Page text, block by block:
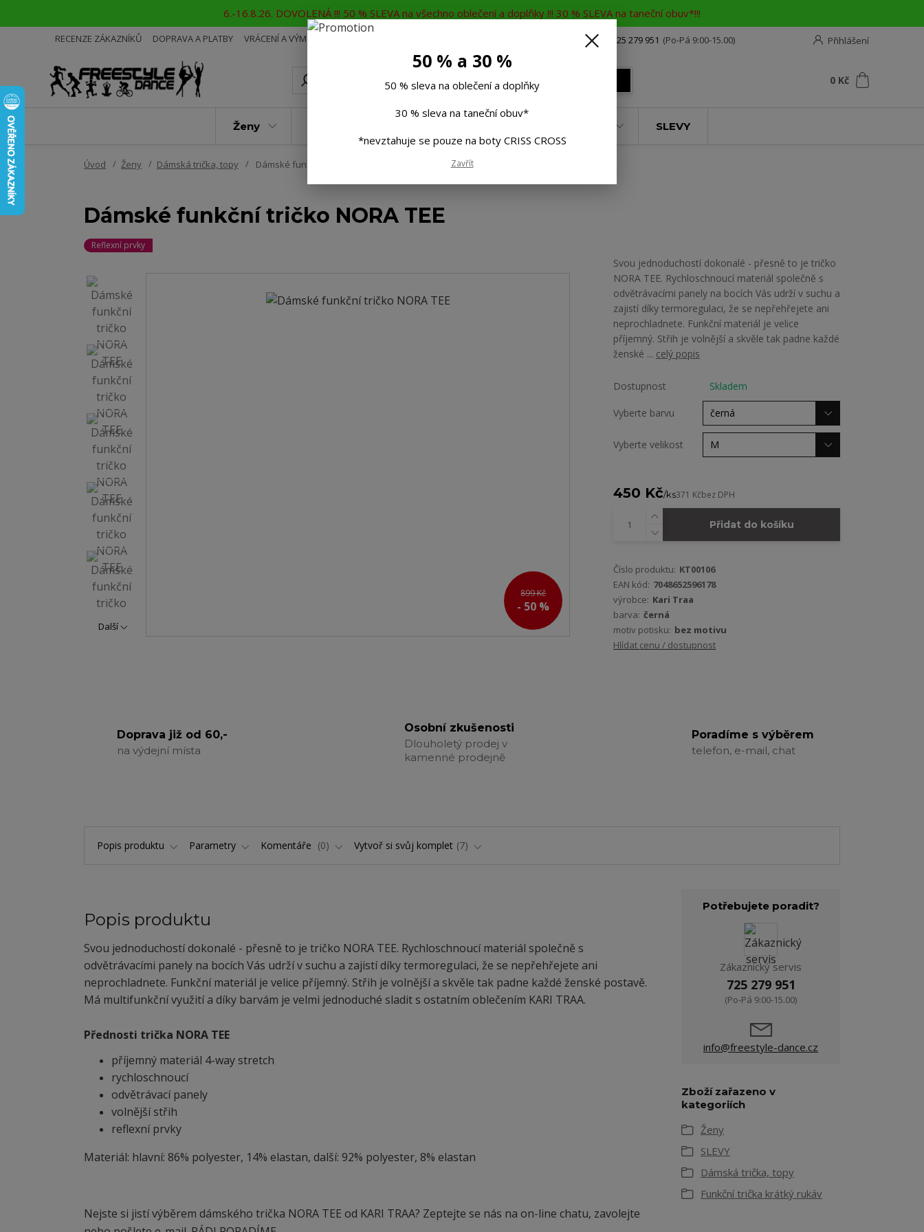
6.-16.8.26. DOVOLENÁ !!! 50 % SLEVA na všechno oblečení a doplňky !!! 30 % SLEVA na taneční obuv*!!!
RECENZE ZÁKAZNÍKŮ DOPRAVA A PLATBY VRÁCENÍ A VÝMĚNA Přihlášení
Rádi Vám poradíme 725 279 951 (Po-Pá 9:00-15.00)
0 Kč
Ženy SLEVY
Úvod Ženy Dámská trička, topy Dámské funkční tričko NORA TEE
Dámské funkční tričko NORA TEE
Reflexní prvky
899 Kč
- 50 %
Další
Svou jednoduchostí dokonalé - přesně to je tričko
NORA TEE. Rychloschnoucí materiál společně s
odvětrávacími panely na bocích Vás udrží v suchu a
zajistí díky termoregulaci, že se nepřehřejete ani
neprochladnete. Funkční materiál je velice
příjemný. Střih je volnější a skvěle tak padne každé
ženské ... celý popis
Dostupnost Skladem
Vyberte barvu
Vyberte velikost
450 Kč/ks371 Kčbez DPH
Přidat do košíku
Číslo produktu: KT00106
EAN kód: 7048652596178
výrobce: Kari Traa
barva: černá
motiv potisku: bez motivu
Hlídat cenu / dostupnost
Doprava již od 60,-
na výdejní místa
Osobní zkušenosti
Dlouholetý prodej v
kamenné prodejně
Poradíme s výběrem
telefon, e-mail, chat
Popis produktu Parametry Komentáře 0 Vytvoř si svůj komplet 7
Popis produktu
Svou jednoduchostí dokonalé - přesně to je tričko NORA TEE. Rychloschnoucí materiál společně s
odvětrávacími panely na bocích Vás udrží v suchu a zajistí díky termoregulaci, že se nepřehřejete ani
neprochladnete. Funkční materiál je velice příjemný. Střih je volnější a skvěle tak padne každé ženské postavě.
Má multifunkční využití a díky barvám je velmi jednoduché sladit s ostatním oblečením KARI TRAA.
Přednosti trička NORA TEE
příjemný materiál 4-way stretch
rychloschnoucí
odvětrávací panely
volnější střih
reflexní prvky
Materiál: hlavní: 86% polyester, 14% elastan, další: 92% polyester, 8% elastan
Nejste si jistí výběrem dámského trička NORA TEE od KARI TRAA? Zeptejte se nás na on-line chatu, zavolejte
Potřebujete poradit?
Zákaznický servis
725 279 951
(Po-Pá 9:00-15.00)
info@freestyle-dance.cz
Zboží zařazeno v
kategoriích
Ženy
SLEVY
Dámská trička, topy
Funkční trička krátký rukáv
50 % a 30 %
50 % sleva na oblečení a doplňky
30 % sleva na taneční obuv*
*nevztahuje se pouze na boty CRISS CROSS
Zavřít